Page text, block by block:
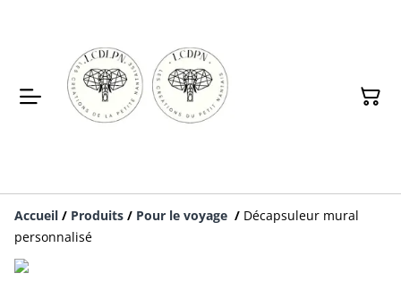
Accueil / Produits / Pour le voyage / Décapsuleur mural
personnalisé